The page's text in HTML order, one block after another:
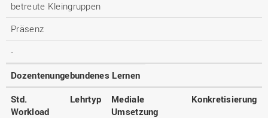
betreute Kleingruppen
Präsenz
-
Dozentenungebundenes Lernen
Std.
Workload
Lehrtyp
Mediale
Umsetzung
Konkretisierung